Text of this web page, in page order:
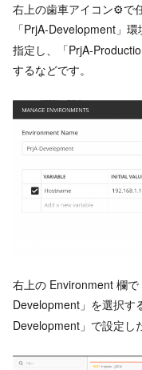
右上の歯車アイコン⚙で
「PrjA-Development」環
指定し、「PrjA-
するなどです。
右上の Environment 欄
Development」を選択す
Development」で設定し